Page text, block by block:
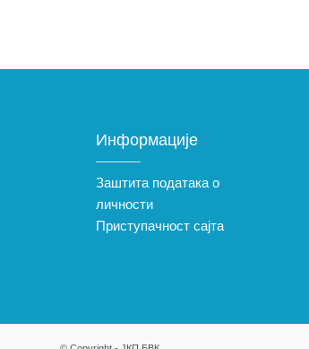
Информације
Заштита података о
личности
Приступачност сајта